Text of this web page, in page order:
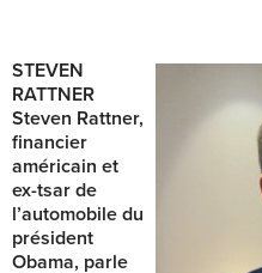
STEVEN
RATTNER
Steven Rattner,
financier
américain et
ex-tsar de
l’automobile du
président
Obama, parle